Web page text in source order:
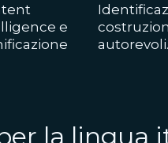
e
autorevoli.
la lingua